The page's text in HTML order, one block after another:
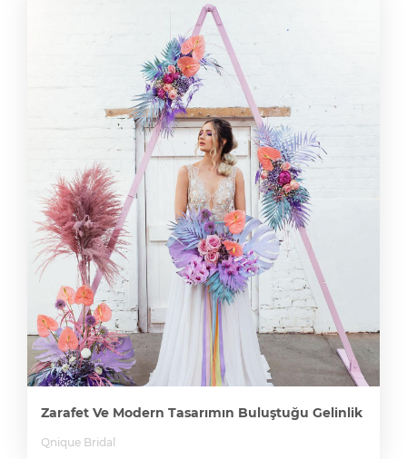
Zarafet Ve Modern Tasarımın Buluştuğu Gelinlik
Qnique Bridal